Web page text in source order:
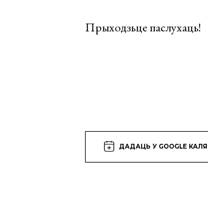
Прыходзьце паслухаць!
ДАДАЦЬ У GOOGLE